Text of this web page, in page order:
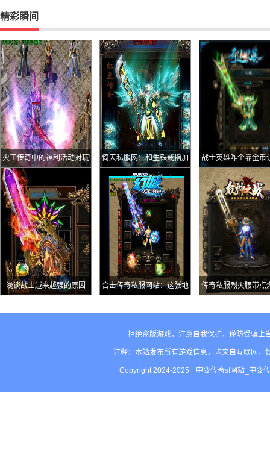
精彩瞬间
火王传奇中的福利活动对玩 倚天私服网：和生铁戒指加
点模式类似为何蓝水晶戒指
存在感极低
战士英雄咋个靠金币
起
浅谈战士越来越强的原因 合击传奇私服网站：这张地 传奇私服烈火腰带点
拒绝盗版游戏，注意自我保护，谨防受骗上
注释：本站发布所有游戏信息，均来自互联网
Copyright 2024-2025 中变传奇sf网站_中变